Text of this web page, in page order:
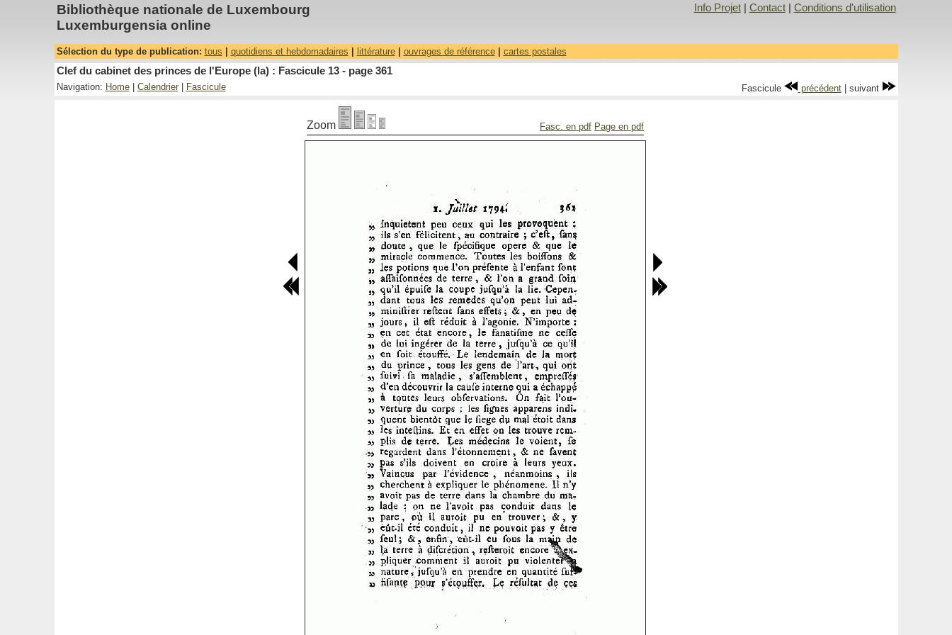
Bibliothèque nationale de Luxembourg
Luxemburgensia online
Info Projet| Contact| Conditions d'utilisation
Sélection du type de publication: tous quotidiens et hebdomadaires littérature| ouvrages de référence| cartes postales
Clef du cabinet des princes de l'Europe (la) : Fascicule 13 - page 361
Navigation: Home| Calendrier| Fascicule Fascicule précédent| suivant
Zoom Fasc. en pdf Page en pdf